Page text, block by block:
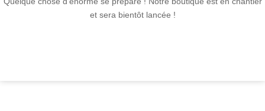
et sera bientôt lancée !